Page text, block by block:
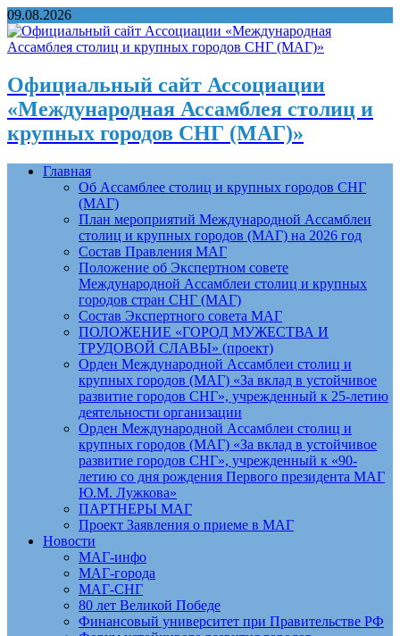
09.08.2026
Официальный сайт Ассоциации
«Международная Ассамблея столиц и
крупных городов СНГ (МАГ)»
Главная
Об Ассамблее столиц и крупных городов СНГ
(МАГ)
План мероприятий Международной Ассамблеи
столиц и крупных городов (МАГ) на 2026 год
Состав Правления МАГ
Положение об Экспертном совете
Международной Ассамблеи столиц и крупных
городов стран СНГ (МАГ)
Состав Экспертного совета МАГ
ПОЛОЖЕНИЕ «ГОРОД МУЖЕСТВА И
ТРУДОВОЙ СЛАВЫ» (проект)
Орден Международной Ассамблеи столиц и
крупных городов (МАГ) «За вклад в устойчивое
развитие городов СНГ», учрежденный к 25-летию
деятельности организации
Орден Международной Ассамблеи столиц и
крупных городов (МАГ) «За вклад в устойчивое
развитие городов СНГ», учрежденный к «90-
летию со дня рождения Первого президента МАГ
Ю.М. Лужкова»
ПАРТНЕРЫ МАГ
Проект Заявления о приеме в МАГ
Новости
МАГ-инфо
МАГ-города
МАГ-СНГ
80 лет Великой Победе
Финансовый университет при Правительстве РФ